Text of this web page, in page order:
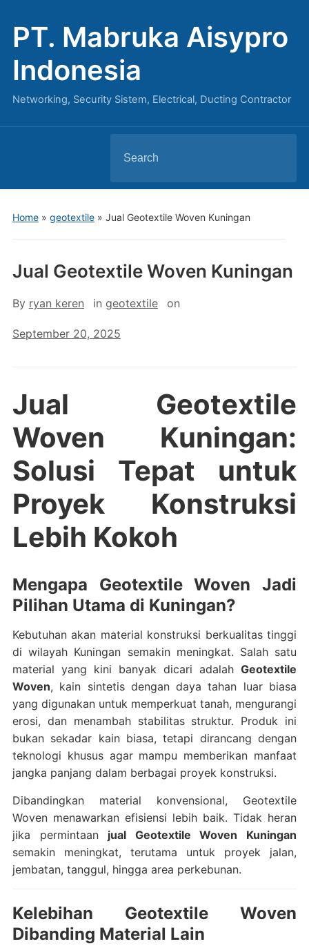
PT. Mabruka Aisypro
Indonesia
Networking, Security Sistem, Electrical, Ducting Contractor
for:
Home» geotextile» Jual Geotextile Woven Kuningan
Jual Geotextile Woven Kuningan
By ryan keren in geotextile on
September 20, 2025
Jual Geotextile
Woven Kuningan:
Solusi Tepat untuk
Proyek Konstruksi
Lebih Kokoh
Mengapa Geotextile Woven Jadi
Pilihan Utama di Kuningan?
Kebutuhan akan material konstruksi berkualitas tinggi
di wilayah Kuningan semakin meningkat. Salah satu
material yang kini banyak dicari adalahGeotextile
Woven, kain sintetis dengan daya tahan luar biasa
yang digunakan untuk memperkuat tanah, mengurangi
erosi, dan menambah stabilitas struktur. Produk ini
bukan sekadar kain biasa, tetapi dirancang dengan
teknologi khusus agar mampu memberikan manfaat
jangka panjang dalam berbagai proyek konstruksi.
Dibandingkan material konvensional, Geotextile
Woven menawarkan efisiensi lebih baik. Tidak heran
jika permintaan jual Geotextile Woven Kuningan
semakin meningkat, terutama untuk proyek jalan,
jembatan, tanggul, hingga area perkebunan.
Kelebihan Geotextile Woven
Dibanding Material Lain